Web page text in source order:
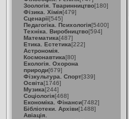
Зоологія. Тваринництво[180]
Фізика. Хімія[479]
Сценарії[545]
Педагогіка. Психологія[5400]
Техніка. Виробництво[594]
Математика[487]
Етика. Естетика[222]
Астрономія.
Космонавтика[80]
Екологія. Охорона
природи[679]
Фізкультура. Спорт[339]
Освіта[1746]
Музика[244]
Соціологія[468]
Економіка. Фінанси[7482]
Бібліотеки. Архіви[1488]
Авіація.